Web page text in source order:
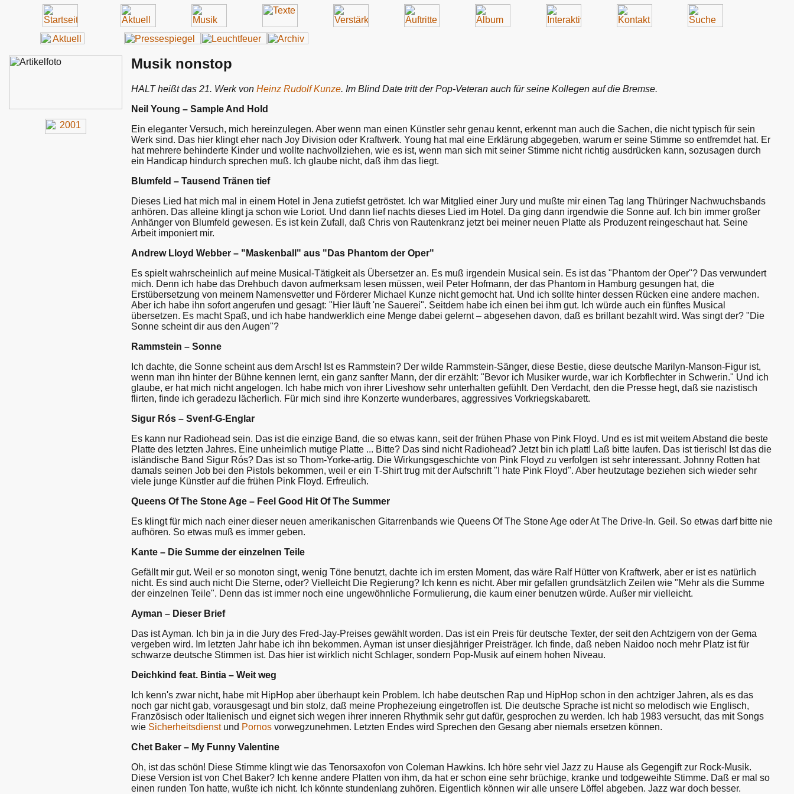
Musik nonstop
HALT heißt das 21. Werk von Heinz Rudolf Kunze. Im Blind Date tritt der Pop-Veteran auch für seine Kollegen auf die Bremse.
Neil Young – Sample And Hold
Ein eleganter Versuch, mich hereinzulegen. Aber wenn man einen Künstler sehr genau kennt, erkennt man auch die Sachen, die nicht typisch für sein
Werk sind. Das hier klingt eher nach Joy Division oder Kraftwerk. Young hat mal eine Erklärung abgegeben, warum er seine Stimme so entfremdet hat. Er
hat mehrere behinderte Kinder und wollte nachvollziehen, wie es ist, wenn man sich mit seiner Stimme nicht richtig ausdrücken kann, sozusagen durch
ein Handicap hindurch sprechen muß. Ich glaube nicht, daß ihm das liegt.
Blumfeld – Tausend Tränen tief
Dieses Lied hat mich mal in einem Hotel in Jena zutiefst getröstet. Ich war Mitglied einer Jury und mußte mir einen Tag lang Thüringer Nachwuchsbands
anhören. Das alleine klingt ja schon wie Loriot. Und dann lief nachts dieses Lied im Hotel. Da ging dann irgendwie die Sonne auf. Ich bin immer großer
Anhänger von Blumfeld gewesen. Es ist kein Zufall, daß Chris von Rautenkranz jetzt bei meiner neuen Platte als Produzent reingeschaut hat. Seine
Arbeit imponiert mir.
Andrew Lloyd Webber – "Maskenball" aus "Das Phantom der Oper"
Es spielt wahrscheinlich auf meine Musical-Tätigkeit als Übersetzer an. Es muß irgendein Musical sein. Es ist das "Phantom der Oper"? Das verwundert
mich. Denn ich habe das Drehbuch davon aufmerksam lesen müssen, weil Peter Hofmann, der das Phantom in Hamburg gesungen hat, die
Erstübersetzung von meinem Namensvetter und Förderer Michael Kunze nicht gemocht hat. Und ich sollte hinter dessen Rücken eine andere machen.
Aber ich habe ihn sofort angerufen und gesagt: "Hier läuft 'ne Sauerei". Seitdem habe ich einen bei ihm gut. Ich würde auch ein fünftes Musical
übersetzen. Es macht Spaß, und ich habe handwerklich eine Menge dabei gelernt – abgesehen davon, daß es brillant bezahlt wird. Was singt der? "Die
Sonne scheint dir aus den Augen"?
Rammstein – Sonne
Ich dachte, die Sonne scheint aus dem Arsch! Ist es Rammstein? Der wilde Rammstein-Sänger, diese Bestie, diese deutsche Marilyn-Manson-Figur ist,
wenn man ihn hinter der Bühne kennen lernt, ein ganz sanfter Mann, der dir erzählt: "Bevor ich Musiker wurde, war ich Korbflechter in Schwerin." Und ich
glaube, er hat mich nicht angelogen. Ich habe mich von ihrer Liveshow sehr unterhalten gefühlt. Den Verdacht, den die Presse hegt, daß sie nazistisch
flirten, finde ich geradezu lächerlich. Für mich sind ihre Konzerte wunderbares, aggressives Vorkriegskabarett.
Sigur Rós – Svenf-G-Englar
Es kann nur Radiohead sein. Das ist die einzige Band, die so etwas kann, seit der frühen Phase von Pink Floyd. Und es ist mit weitem Abstand die beste
Platte des letzten Jahres. Eine unheimlich mutige Platte ... Bitte? Das sind nicht Radiohead? Jetzt bin ich platt! Laß bitte laufen. Das ist tierisch! Ist das die
isländische Band Sigur Rós? Das ist so Thom-Yorke-artig. Die Wirkungsgeschichte von Pink Floyd zu verfolgen ist sehr interessant. Johnny Rotten hat
damals seinen Job bei den Pistols bekommen, weil er ein T-Shirt trug mit der Aufschrift "I hate Pink Floyd". Aber heutzutage beziehen sich wieder sehr
viele junge Künstler auf die frühen Pink Floyd. Erfreulich.
Queens Of The Stone Age – Feel Good Hit Of The Summer
Es klingt für mich nach einer dieser neuen amerikanischen Gitarrenbands wie Queens Of The Stone Age oder At The Drive-In. Geil. So etwas darf bitte nie
aufhören. So etwas muß es immer geben.
Kante – Die Summe der einzelnen Teile
Gefällt mir gut. Weil er so monoton singt, wenig Töne benutzt, dachte ich im ersten Moment, das wäre Ralf Hütter von Kraftwerk, aber er ist es natürlich
nicht. Es sind auch nicht Die Sterne, oder? Vielleicht Die Regierung? Ich kenn es nicht. Aber mir gefallen grundsätzlich Zeilen wie "Mehr als die Summe
der einzelnen Teile". Denn das ist immer noch eine ungewöhnliche Formulierung, die kaum einer benutzen würde. Außer mir vielleicht.
Ayman – Dieser Brief
Das ist Ayman. Ich bin ja in die Jury des Fred-Jay-Preises gewählt worden. Das ist ein Preis für deutsche Texter, der seit den Achtzigern von der Gema
vergeben wird. Im letzten Jahr habe ich ihn bekommen. Ayman ist unser diesjähriger Preisträger. Ich finde, daß neben Naidoo noch mehr Platz ist für
schwarze deutsche Stimmen ist. Das hier ist wirklich nicht Schlager, sondern Pop-Musik auf einem hohen Niveau.
Deichkind feat. Bintia – Weit weg
Ich kenn's zwar nicht, habe mit HipHop aber überhaupt kein Problem. Ich habe deutschen Rap und HipHop schon in den achtziger Jahren, als es das
noch gar nicht gab, vorausgesagt und bin stolz, daß meine Prophezeiung eingetroffen ist. Die deutsche Sprache ist nicht so melodisch wie Englisch,
Französisch oder Italienisch und eignet sich wegen ihrer inneren Rhythmik sehr gut dafür, gesprochen zu werden. Ich hab 1983 versucht, das mit Songs
wie Sicherheitsdienstund Pornos vorwegzunehmen. Letzten Endes wird Sprechen den Gesang aber niemals ersetzen können.
Chet Baker – My Funny Valentine
Oh, ist das schön! Diese Stimme klingt wie das Tenorsaxofon von Coleman Hawkins. Ich höre sehr viel Jazz zu Hause als Gegengift zur Rock-Musik.
Diese Version ist von Chet Baker? Ich kenne andere Platten von ihm, da hat er schon eine sehr brüchige, kranke und todgeweihte Stimme. Daß er mal so
einen runden Ton hatte, wußte ich nicht. Ich könnte stundenlang zuhören. Eigentlich können wir alle unsere Löffel abgeben. Jazz war doch besser.